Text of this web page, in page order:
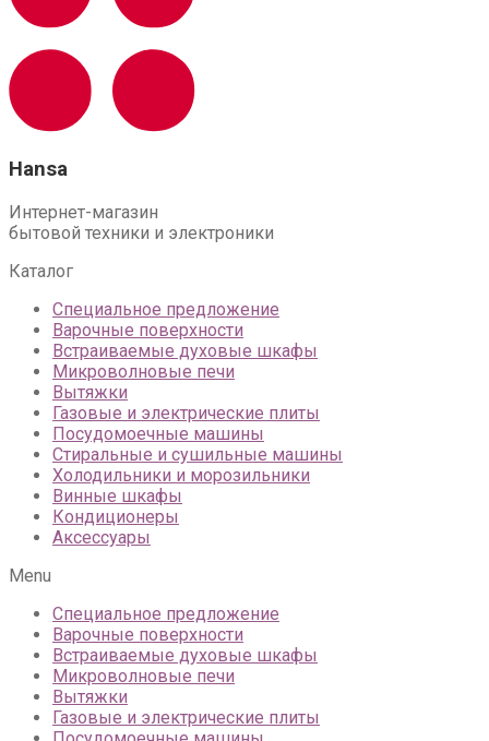
Hansa
Интернет-магазин
бытовой техники и электроники
Каталог
Специальное предложение
Варочные поверхности
Встраиваемые духовые шкафы
Микроволновые печи
Вытяжки
Газовые и электрические плиты
Посудомоечные машины
Стиральные и сушильные машины
Холодильники и морозильники
Винные шкафы
Кондиционеры
Аксессуары
Menu
Специальное предложение
Варочные поверхности
Встраиваемые духовые шкафы
Микроволновые печи
Вытяжки
Газовые и электрические плиты